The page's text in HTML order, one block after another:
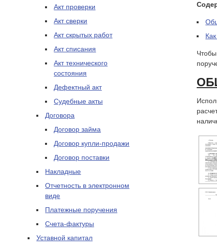
Акт проверки
Акт сверки
Акт скрытых работ
Акт списания
Акт технического
состояния
Дефектный акт
Судебные акты
Договора
Договор займа
Договор купли-продажи
Договор поставки
Накладные
Отчетность в электронном
виде
Платежные поручения
Счета-фактуры
Уставной капитал